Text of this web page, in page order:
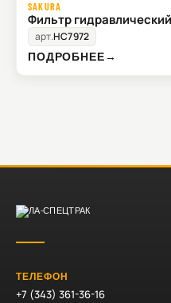
SAKURA
Фильтр
арт.HC7972
ПОДРОБНЕЕ→
ТЕЛЕФОН
+7 (343) 361-36-16